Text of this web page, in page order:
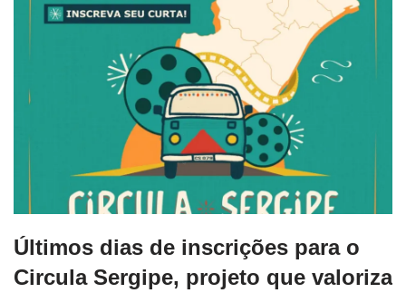
Últimos dias de inscrições para o
Circula Sergipe, projeto que valoriza